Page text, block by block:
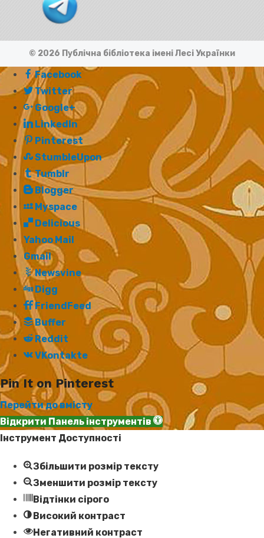
© 2026 Публічна бібліотека імені Лесі Українки
Facebook
Twitter
Google+
LinkedIn
Pinterest
StumbleUpon
Tumblr
Blogger
Myspace
Delicious
Yahoo Mail
Gmail
Newsvine
Digg
FriendFeed
Buffer
Reddit
VKontakte
Pin It on Pinterest
Перейти до вмісту
Відкрити Панель інструментів
Інструмент Доступності
Збільшити розмір тексту
Зменшити розмір тексту
Відтінки сірого
Високий контраст
Негативний контраст